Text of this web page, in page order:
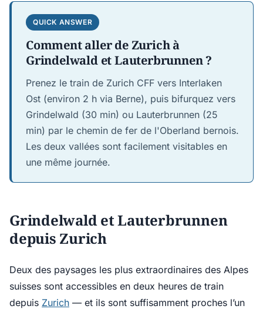
QUICK ANSWER
Comment aller de Zurich à
Grindelwald et Lauterbrunnen ?
Prenez le train de Zurich CFF vers Interlaken
Ost (environ 2 h via Berne), puis bifurquez vers
Grindelwald (30 min) ou Lauterbrunnen (25
min) par le chemin de fer de l'Oberland bernois.
Les deux vallées sont facilement visitables en
une même journée.
Grindelwald et Lauterbrunnen
depuis Zurich
Deux des paysages les plus extraordinaires des Alpes
suisses sont accessibles en deux heures de train
depuis Zurich — et ils sont suffisamment proches l’un